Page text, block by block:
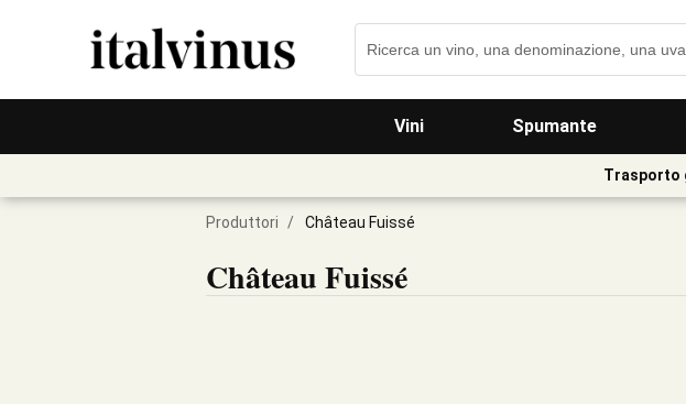
Vini Spumante
Trasporto
Produttori / Château Fuissé
Château Fuissé